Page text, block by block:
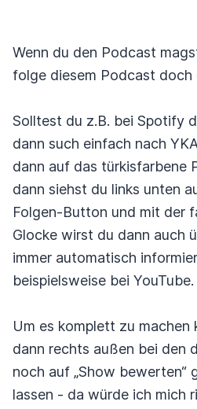
Wenn du den Podcast
folge diesem Podcast doch
Solltest du z.B. bei Spotify
dann such einfach nach
dann auf das türkisfarbene
dann siehst du links unten
Folgen-Button und mit der
Glocke wirst du dann auch
immer automatisch
beispielsweise bei YouTube.
Um es komplett zu machen
dann rechts außen bei den
noch auf „Show bewerten“
lassen - da würde ich mich